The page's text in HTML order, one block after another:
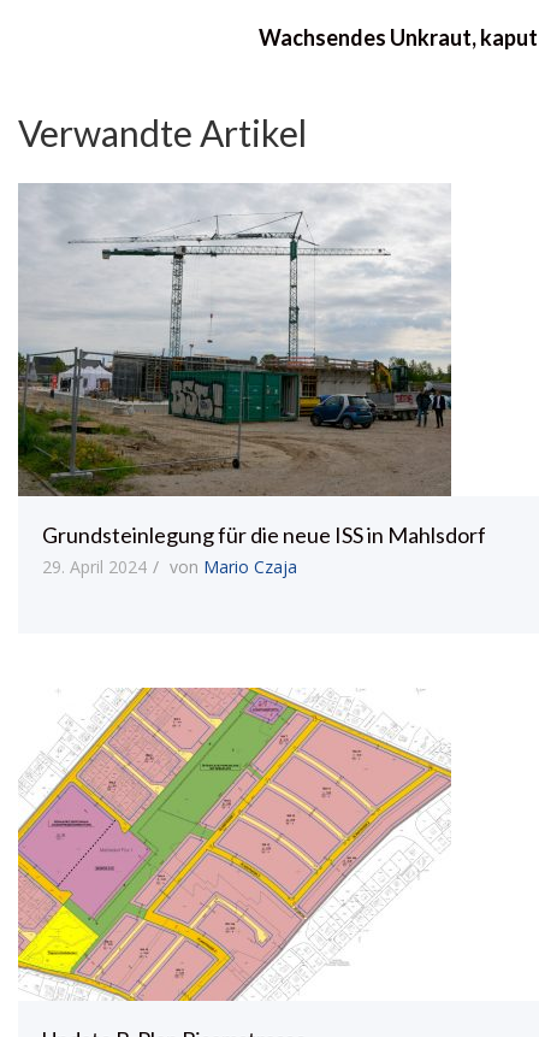
Wachsendes Unkraut,
Verwandte Artikel
Grundsteinlegung für die neue ISS in Mahlsdorf
29. April 2024 von Mario Czaja